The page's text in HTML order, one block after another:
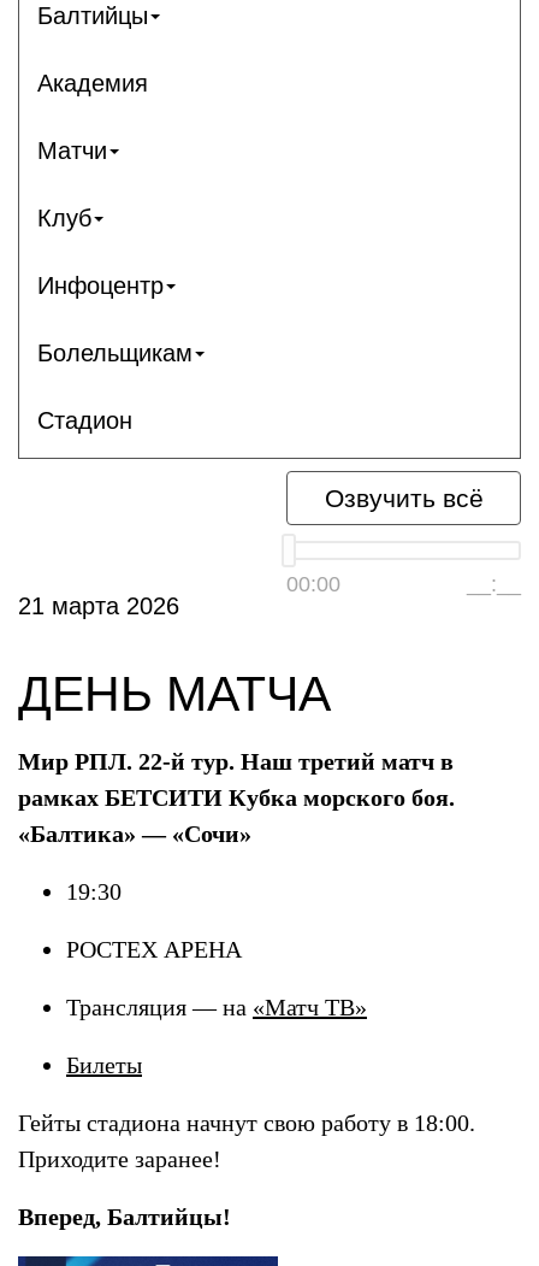
Балтийцы
Академия
Матчи
Клуб
Инфоцентр
Болельщикам
Стадион
Озвучить всё
00:00 __:__
21 марта 2026
ДЕНЬ МАТЧА
Мир РПЛ. 22-й тур. Наш третий матч в
рамках БЕТСИТИ Кубка морского боя.
«Балтика» — «Сочи»
19:30
РОСТЕХ АРЕНА
Трансляция — на «Матч ТВ»
Билеты
Гейты стадиона начнут свою работу в 18:00.
Приходите заранее!
Вперед, Балтийцы!